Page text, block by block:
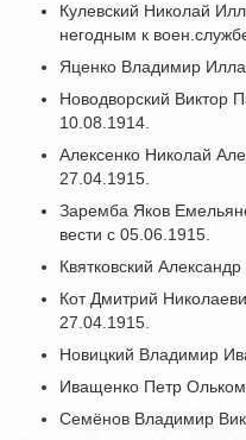
Кулевский Николай
негодным к
Яценко Владимир
Новодворский Виктор
10.08.1914.
Алексенко Николай
27.04.1915.
Заремба Яков
вести с 05.06.1915.
Квятковский
Кот Дмитрий
27.04.1915.
Новицкий Владимир
Иващенко Петр
Семёнов Владимир